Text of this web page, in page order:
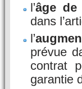
l’âge de
dans
l’
prévue
contrat
garantie